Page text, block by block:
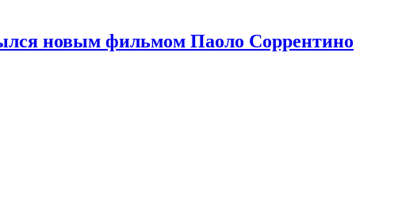
новым фильмом Паоло Соррентино